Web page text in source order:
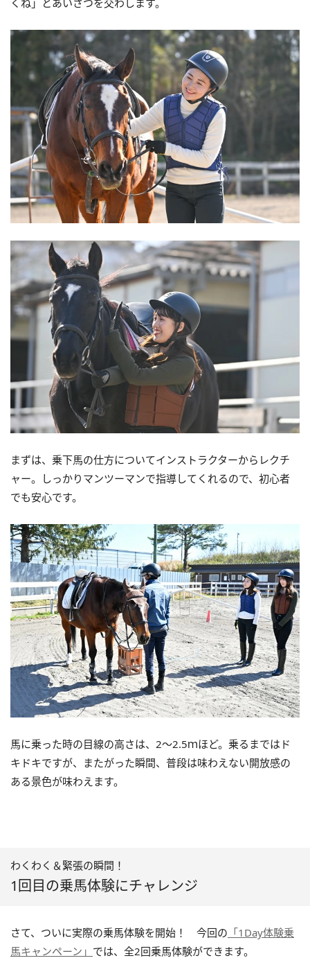
まずは、乗下馬の仕方についてインストラクターからレクチ
ャー。しっかりマンツーマンで指導してくれるので、初心者
でも安心です。
馬に乗った時の目線の高さは、2～2.5ｍほど。乗るまではド
キドキですが、またがった瞬間、普段は味わえない開放感の
ある景色が味わえます。
わくわく＆緊張の瞬間！
1回目の乗馬体験にチャレンジ
さて、ついに実際の乗馬体験を開始！ 今回の 「1Day体験乗
馬キャンペーン」 では、全2回乗馬体験ができます。